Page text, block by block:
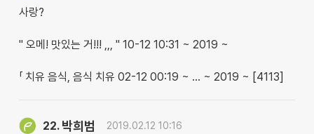
사랑?
" 오메! 맛있는 거!!! ,,, " 10-12 10:31 ~ 2019 ~
「 치유 음식, 음식 치유 02-12 00:19 ~ … ~ 2019 ~ [4113]
22. 박희범 2019.02.12 10:16